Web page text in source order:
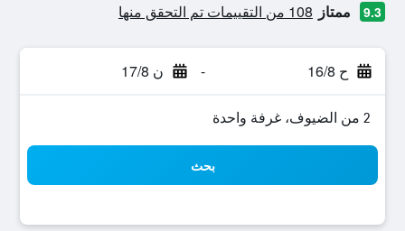
9.3 ممتاز 108 من التقييمات تم التحقق منها
ح 16/8 - ن 17/8
2 من الضيوف، غرفة واحدة
بحث